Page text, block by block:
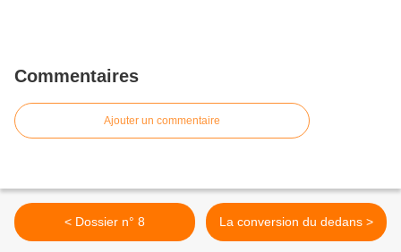
Commentaires
Ajouter un commentaire
< Dossier n° 8 La conversion du dedans >